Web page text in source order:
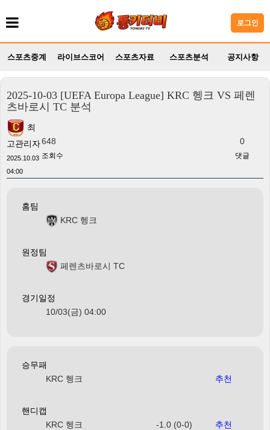
로그인
스포츠중계 라이브스코어 스포츠자료 스포츠분석 공지사항
2025-10-03 [UEFA Europa League] KRC 헹크 VS 페렌
츠바로시 TC 분석
최
고관리자
2025.10.03
04:00
648
조회수
0
댓글
홈팀
KRC 헹크
원정팀
페렌츠바로시 TC
경기일정
10/03(금) 04:00
승무패
KRC 헹크
추천
핸디캡
KRC 헹크
-1.0 (0-0) 추천